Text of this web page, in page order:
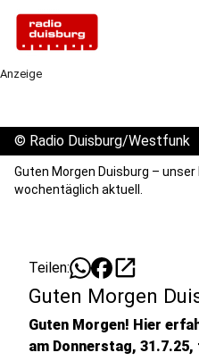
Anzeige
© Radio Duisburg/Westfunk
Guten Morgen Duisburg –
wochentäglich aktuell.
Teilen: open_in_new
Guten Morgen
Guten Morgen! Hier
am Donnerstag,